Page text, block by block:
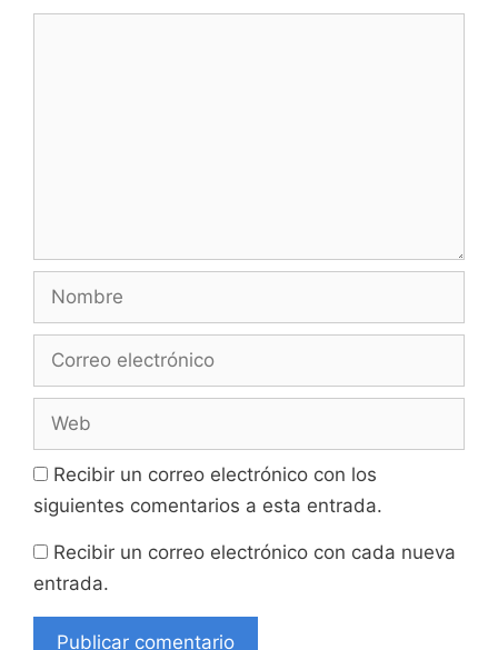
electrónico
Recibir un correo electrónico con los
siguientes comentarios a esta entrada.
Recibir un correo electrónico con cada nueva
entrada.